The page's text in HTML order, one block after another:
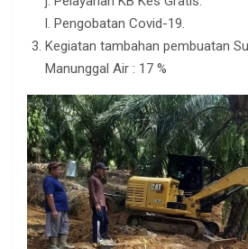
l. Pengobatan Covid-19.
Kegiatan tambahan pembuatan
Manunggal Air : 17 %